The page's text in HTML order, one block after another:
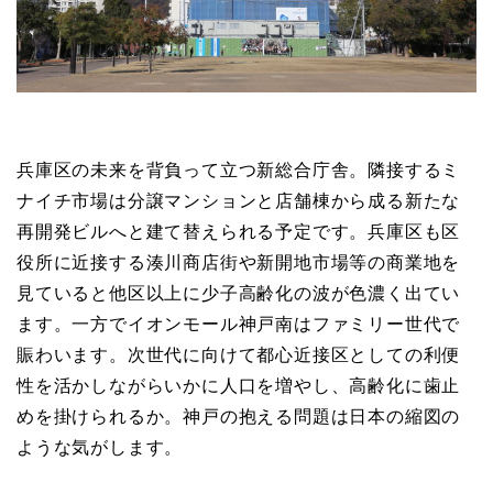
兵庫区の未来を背負って立つ新総合庁舎。隣接するミ
ナイチ市場は分譲マンションと店舗棟から成る新たな
再開発ビルへと建て替えられる予定です。兵庫区も区
役所に近接する湊川商店街や新開地市場等の商業地を
見ていると他区以上に少子高齢化の波が色濃く出てい
ます。一方でイオンモール神戸南はファミリー世代で
賑わいます。次世代に向けて都心近接区としての利便
性を活かしながらいかに人口を増やし、高齢化に歯止
めを掛けられるか。神戸の抱える問題は日本の縮図の
ような気がします。